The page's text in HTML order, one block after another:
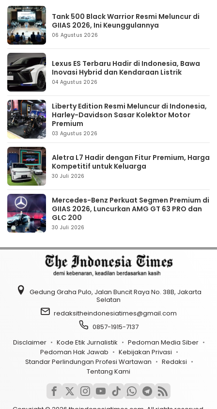
Tank 500 Black Warrior Resmi Meluncur di
GIIAS 2026, Ini Keunggulannya
06 Agustus 2026
Lexus ES Terbaru Hadir di Indonesia, Bawa
Inovasi Hybrid dan Kendaraan Listrik
04 Agustus 2026
Liberty Edition Resmi Meluncur di Indonesia,
Harley-Davidson Sasar Kolektor Motor
Premium
03 Agustus 2026
Aletra L7 Hadir dengan Fitur Premium, Harga
Kompetitif untuk Keluarga
30 Juli 2026
Mercedes-Benz Perkuat Segmen Premium di
GIIAS 2026, Luncurkan AMG GT 63 PRO dan
GLC 200
30 Juli 2026
Gedung Graha Pulo, Jalan Buncit Raya No. 38B, Jakarta
Selatan
redaksitheindonesiatimes@gmail.com
0857-1915-7137
Disclaimer
Kode Etik Jurnalistik
Pedoman Media Siber
Pedoman Hak Jawab
Kebijakan Privasi
Standar Perlindungan Profesi Wartawan
Redaksi
Tentang Kami